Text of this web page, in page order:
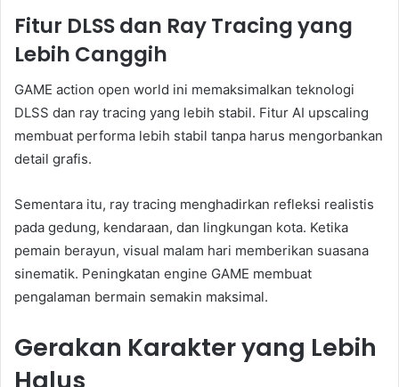
Fitur DLSS dan Ray Tracing yang
Lebih Canggih
GAME action open world ini memaksimalkan teknologi
DLSS dan ray tracing yang lebih stabil. Fitur AI upscaling
membuat performa lebih stabil tanpa harus mengorbankan
detail grafis.
Sementara itu, ray tracing menghadirkan refleksi realistis
pada gedung, kendaraan, dan lingkungan kota. Ketika
pemain berayun, visual malam hari memberikan suasana
sinematik. Peningkatan engine GAME membuat
pengalaman bermain semakin maksimal.
Gerakan Karakter yang Lebih